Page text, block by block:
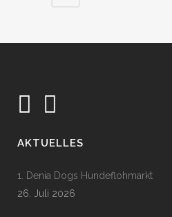
AKTUELLES
1. Denia Dogs Hundeflohmarkt
26. Juli 2026